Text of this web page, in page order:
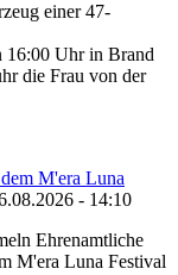
einer 47-
16:00 Uhr in Brand
die Frau von der
M'era Luna
- 14:10
Ehrenamtliche
M'era Luna Festival